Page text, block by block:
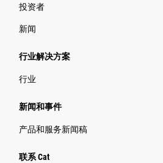
投资者
新闻
行业解决方案
行业
新闻和事件
产品和服务新闻稿
联系 Cat